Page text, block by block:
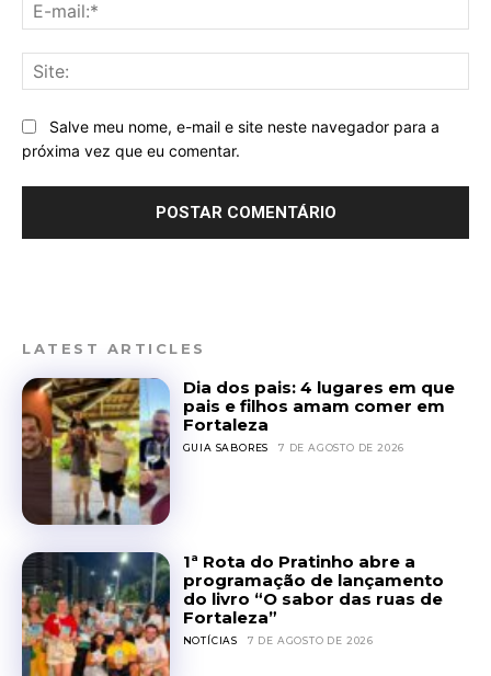
Salve meu nome, e-mail e site neste navegador para a
próxima vez que eu comentar.
LATEST ARTICLES
Dia dos pais: 4 lugares em que
pais e filhos amam comer em
Fortaleza
GUIA SABORES 7 DE AGOSTO DE 2026
1ª Rota do Pratinho abre a
programação de lançamento
do livro “O sabor das ruas de
Fortaleza”
NOTÍCIAS 7 DE AGOSTO DE 2026